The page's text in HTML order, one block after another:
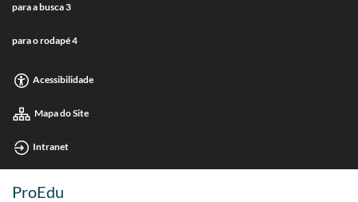
para a busca3
para o rodapé4
Acessibilidade
Mapa do Site
Intranet
ProEdu